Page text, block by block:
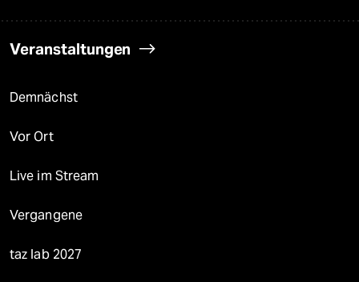
Veranstaltungen
Demnächst
Vor Ort
Live im Stream
Vergangene
taz lab 2027